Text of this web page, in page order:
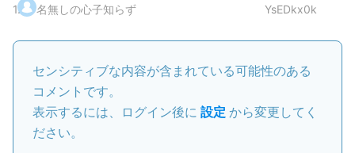
1. 名無しの心子知らず YsEDkx0k
センシティブな内容が含まれている可能性のある
コメントです。
表示するには、ログイン後に 設定 から変更してく
ださい。